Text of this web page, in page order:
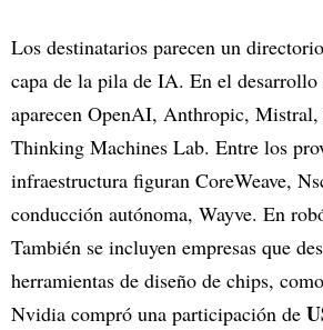
Los destinatarios parecen un
capa de la pila de IA. En el desarrollo
aparecen OpenAI, Anthropic,
Thinking Machines Lab. Entre los
infraestructura figuran CoreWeave,
conducción autónoma, Wayve. En
También se incluyen empresas que
herramientas de diseño de chips,
Nvidia compró una participación de